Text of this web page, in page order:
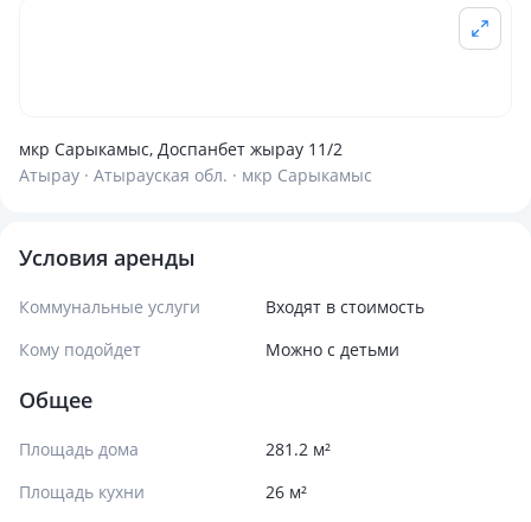
мкр Сарыкамыс, Доспанбет жырау 11/2
Атырау · Атырауская обл. · мкр Сарыкамыс
Условия аренды
Коммунальные услуги
Входят в стоимость
Кому подойдет
Можно с детьми
Общее
Площадь дома
281.2 м²
Площадь кухни
26 м²